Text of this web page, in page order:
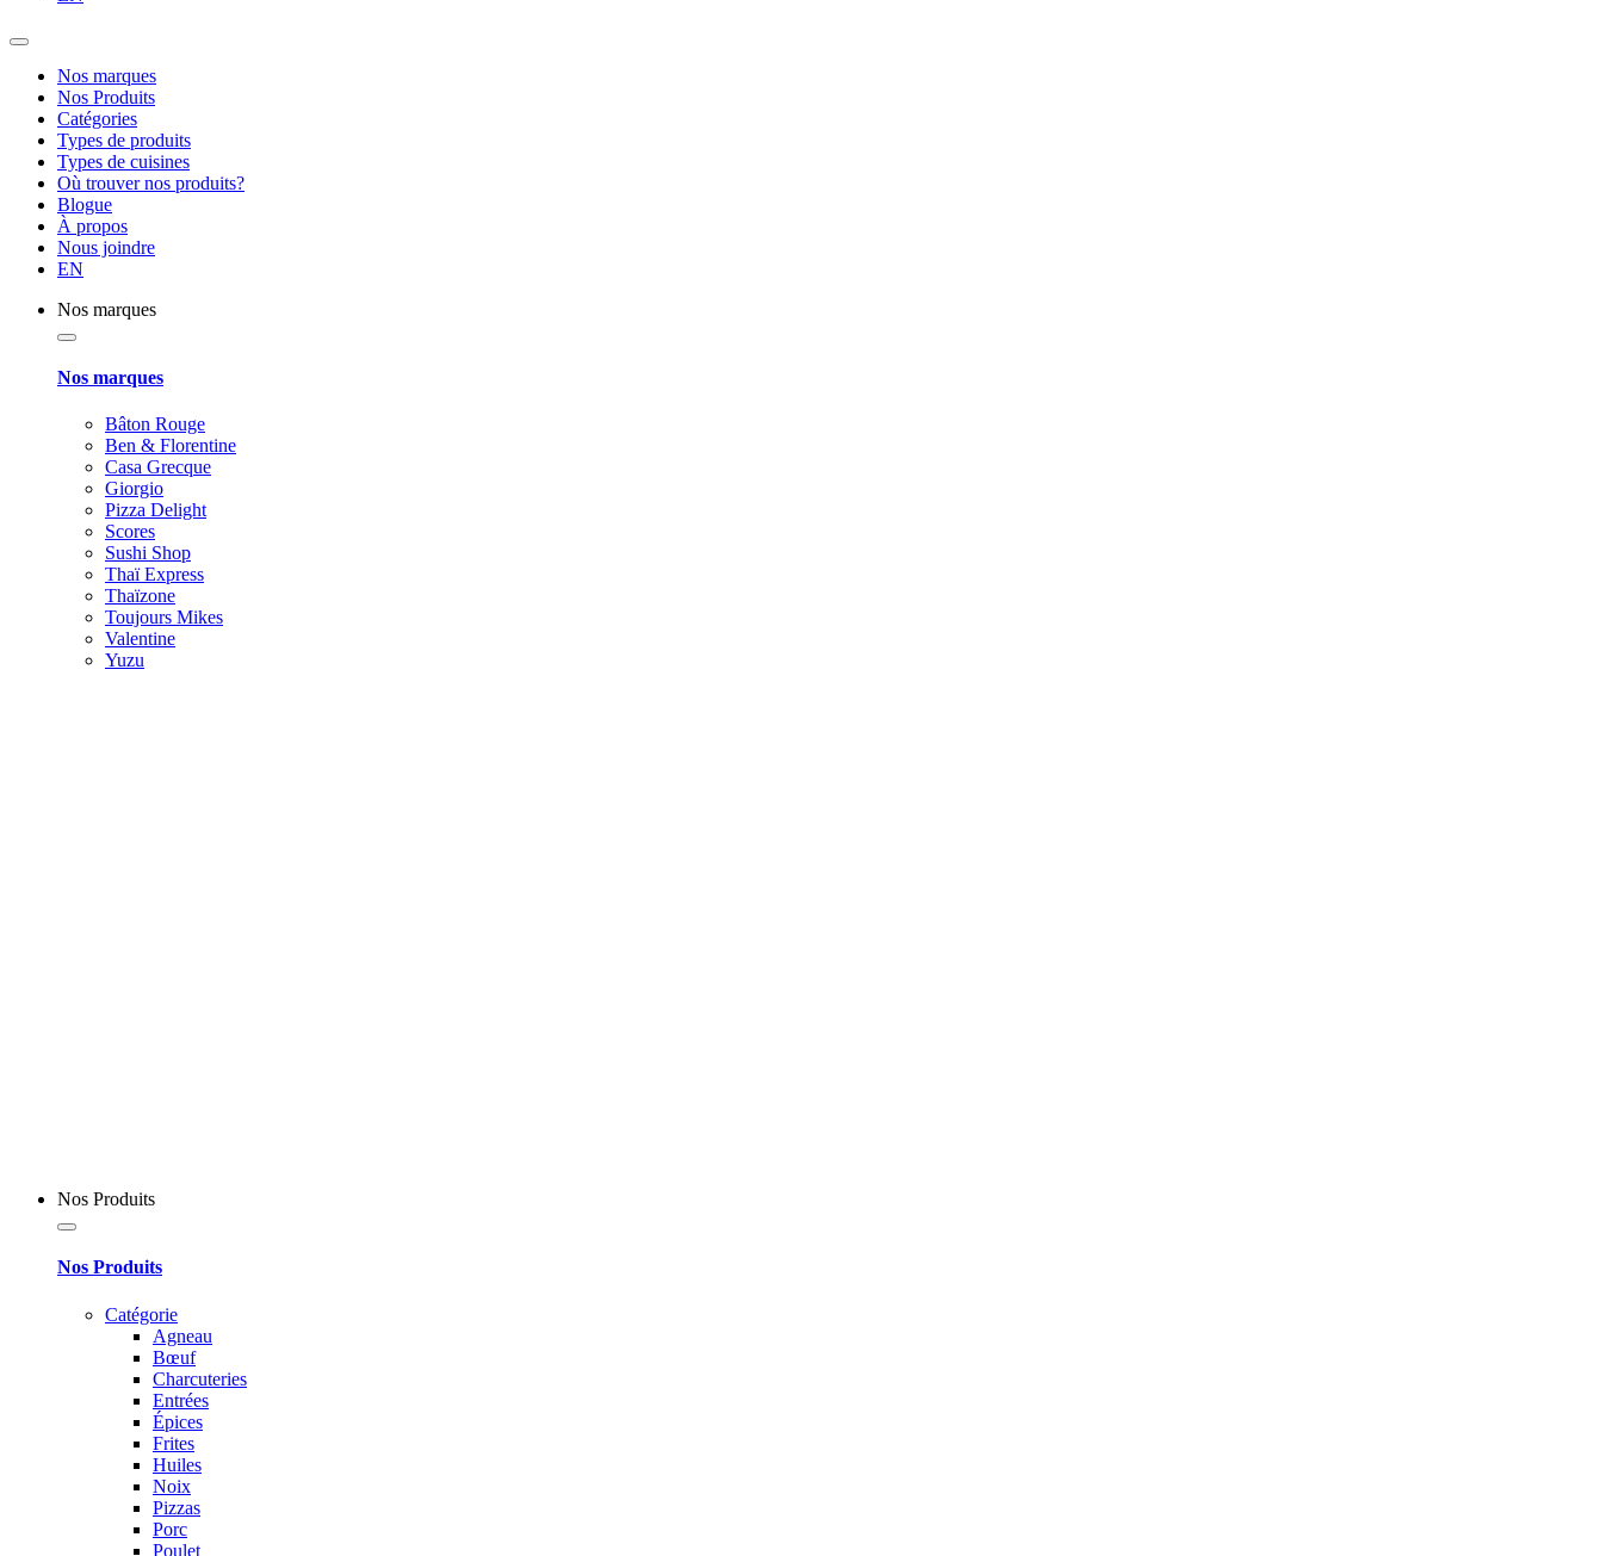
Nos marques
Nos Produits
Catégories
Types de produits
Types de cuisines
Où trouver nos produits?
Blogue
À propos
Nous joindre
EN
Nos marques
Nos marques
Bâton Rouge
Ben & Florentine
Casa Grecque
Giorgio
Pizza Delight
Scores
Sushi Shop
Thaï Express
Thaïzone
Toujours Mikes
Valentine
Yuzu
Nos Produits
Nos Produits
Catégorie
Agneau
Bœuf
Charcuteries
Entrées
Épices
Frites
Huiles
Noix
Pizzas
Porc
Poulet